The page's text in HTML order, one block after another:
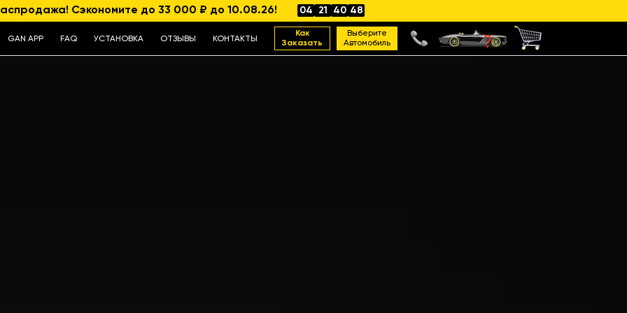
Сэкономите до 33 000 ₽ до 10.08.26! 04 21 40 47
GAN APP FAQ УСТАНОВКА ОТЗЫВЫ КОНТАКТЫ
Как
Заказать
Выберите
Автомобиль